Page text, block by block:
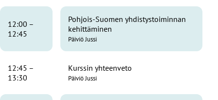
12:00 –
12:45
Pohjois-Suomen yhdistystoiminnan
kehittäminen
Päiviö Jussi
12:45 –
13:30
Kurssin yhteenveto
Päiviö Jussi